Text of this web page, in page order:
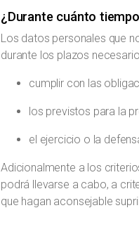
¿Durante cuánto
Los datos personales que
durante los plazos
cumplir con las
los previstos para la
el ejercicio o la
Adicionalmente a los
podrá llevarse a cabo, a
que hagan aconsejable